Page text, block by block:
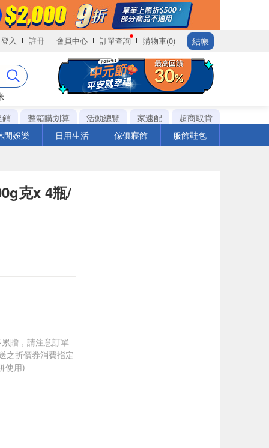
登入 註冊 會員中心 訂單查詢 購物車(0) 結帳
銷
整箱購划算 活動總覽 家速配
超商取貨
閒娛樂
日用生活 傢俱寢飾 服飾鞋包
克x 4瓶/
贈，請注意訂單
之折價券消費指定
使用)